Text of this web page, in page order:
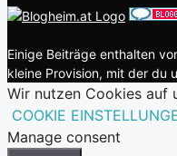
Einige Beiträge enthalten
kleine Provision, mit der du
Wir nutzen Cookies auf
COOKIE
Manage consent